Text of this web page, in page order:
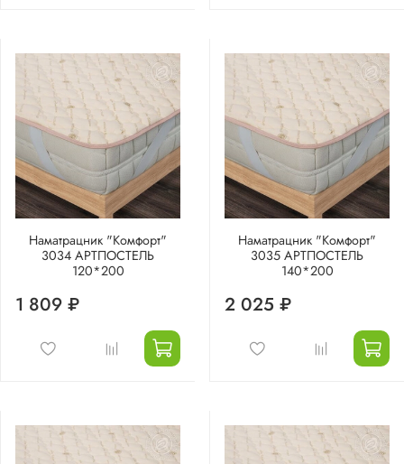
Наматрацник "Комфорт"
3034 АРТПОСТЕЛЬ
120*200
1 809 ₽
Наматрацник "Комфорт"
3035 АРТПОСТЕЛЬ
140*200
2 025 ₽